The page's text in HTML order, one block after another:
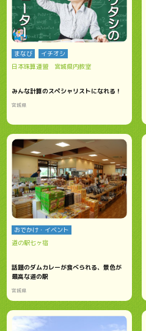
まなび
イチオシ
日本珠算連盟 宮城県内教室
みんな計算のスペシャリストになれる！
宮城県
おでかけ・イベント
道の駅七ヶ宿
話題のダムカレーが食べられる、景色が
最高な道の駅
宮城県